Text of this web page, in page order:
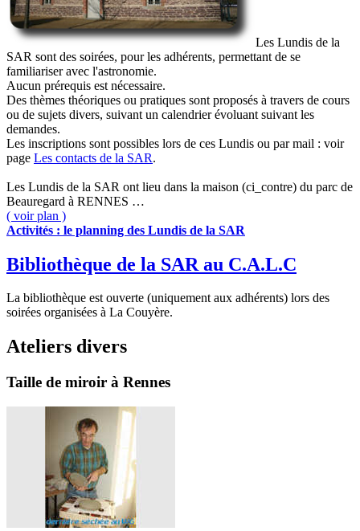
Les Lundis de la
SAR sont des soirées, pour les adhérents, permettant de se
familiariser avec l'astronomie.
Aucun prérequis est nécessaire.
Des thèmes théoriques ou pratiques sont proposés à travers de cours
ou de sujets divers, suivant un calendrier évoluant suivant les
demandes.
Les inscriptions sont possibles lors de ces Lundis ou par mail : voir
page Les contacts de la SAR.
Les Lundis de la SAR ont lieu dans la maison (ci_contre) du parc de
Beauregard à RENNES …
( voir plan )
Activités : le planning des Lundis de la SAR
Bibliothèque de la SAR au C.A.L.C
La bibliothèque est ouverte (uniquement aux adhérents) lors des
soirées organisées à La Couyère.
Ateliers divers
Taille de miroir à Rennes